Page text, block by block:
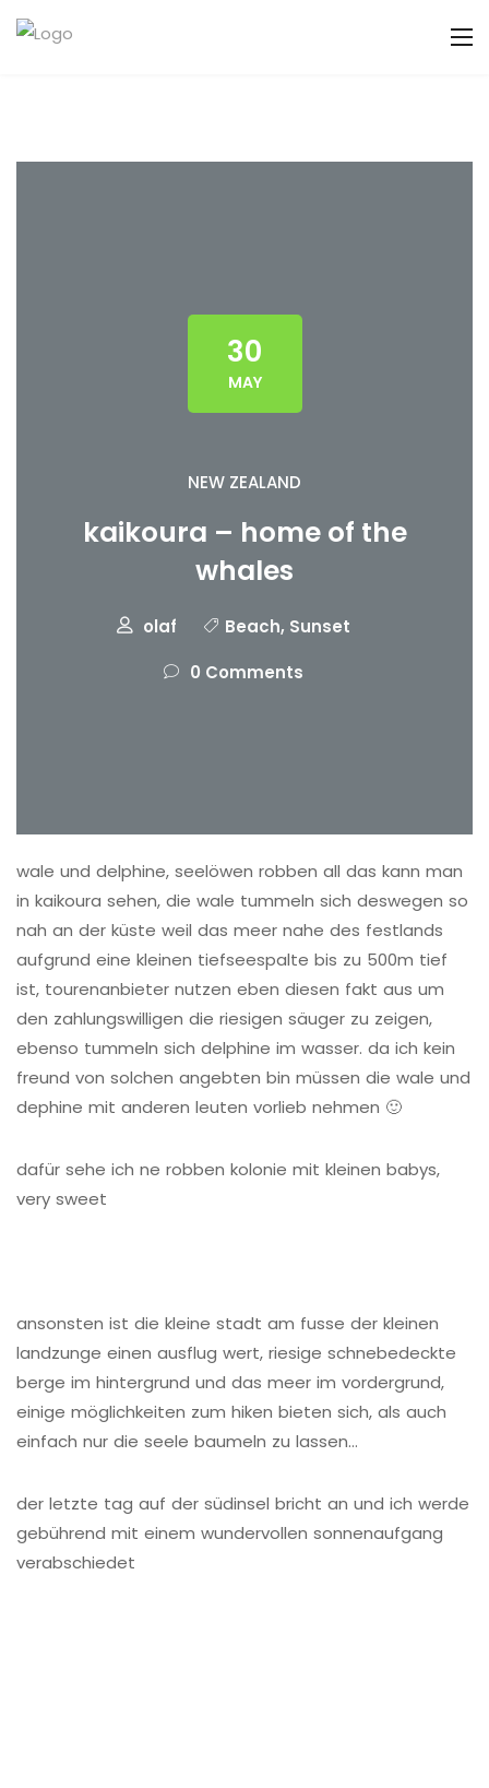
30
MAY
NEW ZEALAND
kaikoura – home of the
whales
olaf Beach, Sunset
0 Comments
wale und delphine, seelöwen robben all das kann man
in kaikoura sehen, die wale tummeln sich deswegen so
nah an der küste weil das meer nahe des festlands
aufgrund eine kleinen tiefseespalte bis zu 500m tief
ist, tourenanbieter nutzen eben diesen fakt aus um
den zahlungswilligen die riesigen säuger zu zeigen,
ebenso tummeln sich delphine im wasser. da ich kein
freund von solchen angebten bin müssen die wale und
dephine mit anderen leuten vorlieb nehmen 🙂
dafür sehe ich ne robben kolonie mit kleinen babys,
very sweet
ansonsten ist die kleine stadt am fusse der kleinen
landzunge einen ausflug wert, riesige schnebedeckte
berge im hintergrund und das meer im vordergrund,
einige möglichkeiten zum hiken bieten sich, als auch
einfach nur die seele baumeln zu lassen…
der letzte tag auf der südinsel bricht an und ich werde
gebührend mit einem wundervollen sonnenaufgang
verabschiedet